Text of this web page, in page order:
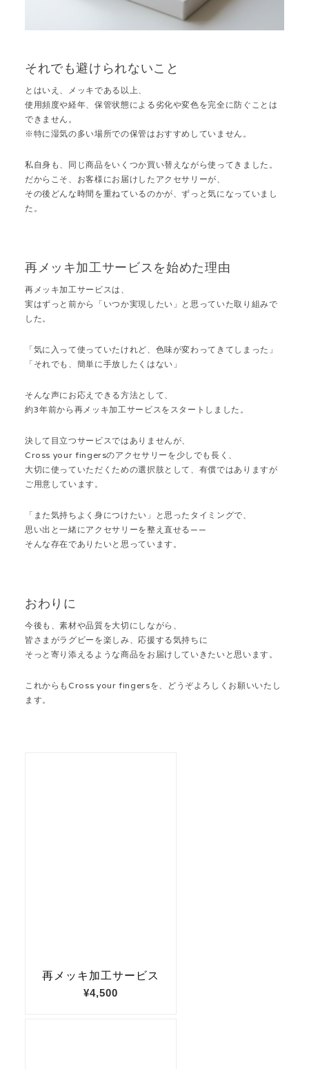
それでも避けられないこと
とはいえ、メッキである以上、
使用頻度や経年、保管状態による劣化や変色を完全に防ぐことは
できません。
※特に湿気の多い場所での保管はおすすめしていません。
私自身も、同じ商品をいくつか買い替えながら使ってきました。
だからこそ、お客様にお届けしたアクセサリーが、
その後どんな時間を重ねているのかが、ずっと気になっていまし
た。
再メッキ加工サービスを始めた理由
再メッキ加工サービスは、
実はずっと前から「いつか実現したい」と思っていた取り組みで
した。
「気に入って使っていたけれど、色味が変わってきてしまった」
「それでも、簡単に手放したくはない」
そんな声にお応えできる方法として、
約3年前から再メッキ加工サービスをスタートしました。
決して目立つサービスではありませんが、
Cross your fingersのアクセサリーを少しでも長く、
大切に使っていただくための選択肢として、有償ではありますが
ご用意しています。
「また気持ちよく身につけたい」と思ったタイミングで、
思い出と一緒にアクセサリーを整え直せる——
そんな存在でありたいと思っています。
おわりに
今後も、素材や品質を大切にしながら、
皆さまがラグビーを楽しみ、応援する気持ちに
そっと寄り添えるような商品をお届けしていきたいと思います。
これからもCross your fingersを、どうぞよろしくお願いいたし
ます。